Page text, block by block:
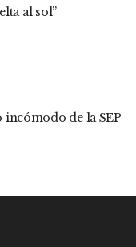
al sol”
de la SEP